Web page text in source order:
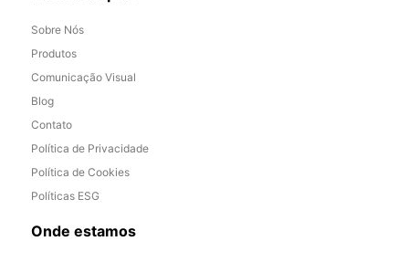
Sobre Nós
Produtos
Comunicação Visual
Blog
Contato
Política de Privacidade
Política de Cookies
Políticas ESG
Onde estamos